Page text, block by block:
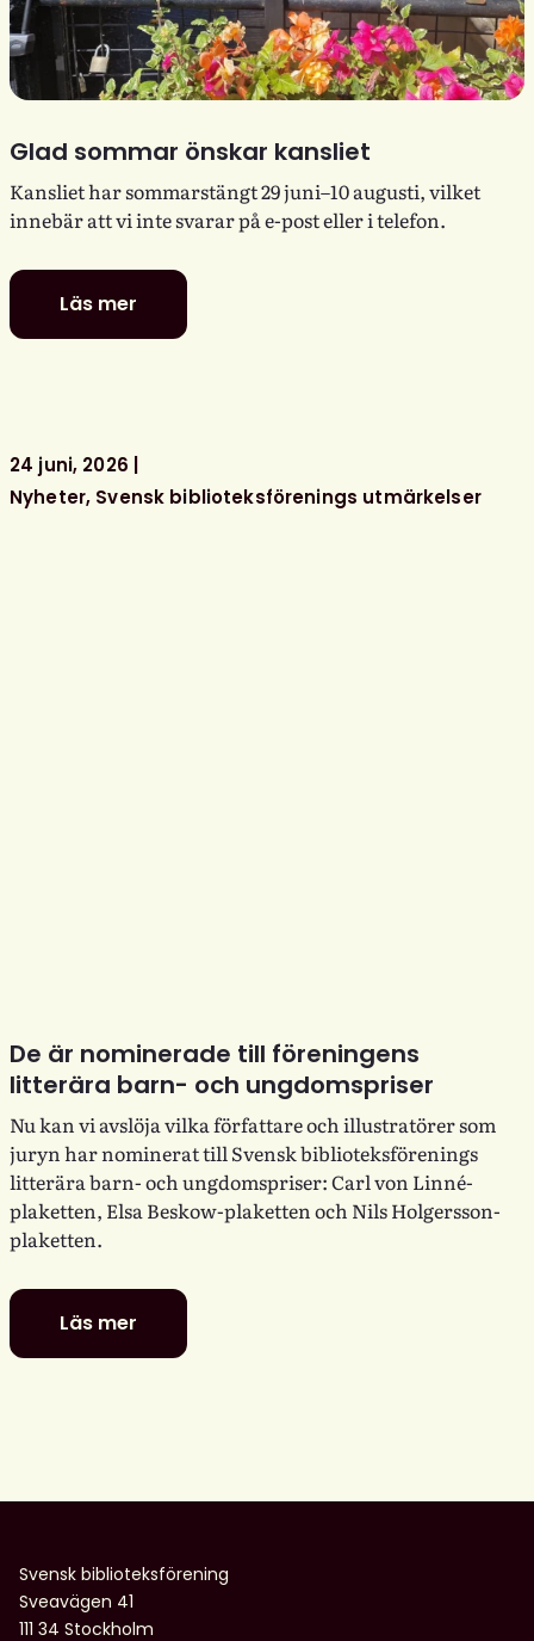
Glad sommar önskar kansliet
Kansliet har sommarstängt 29 juni–10 augusti, vilket
innebär att vi inte svarar på e-post eller i telefon.
Läs mer
Glad
sommar
24 juni, 2026
Nyheter Svensk biblioteksförenings utmärkelser
De är nominerade till föreningens
litterära barn- och ungdomspriser
Nu kan vi avslöja vilka författare och illustratörer som
juryn har nominerat till Svensk biblioteksförenings
litterära barn- och ungdomspriser: Carl von Linné-
plaketten, Elsa Beskow-plaketten och Nils Holgersson-
plaketten.
Läs mer
De
är
barn-
ungdomspriser
Svensk biblioteksförening
Sveavägen 41
111 34 Stockholm